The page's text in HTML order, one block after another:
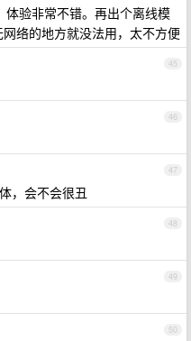
验非常不错。再出个离线模
络的地方就没法用，太不方便
45
46
47
，会不会很丑
48
49
50